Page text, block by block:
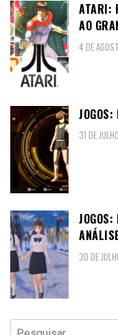
ATARI:
AO
4 DE
31 DE
30 DE
Pesquisar